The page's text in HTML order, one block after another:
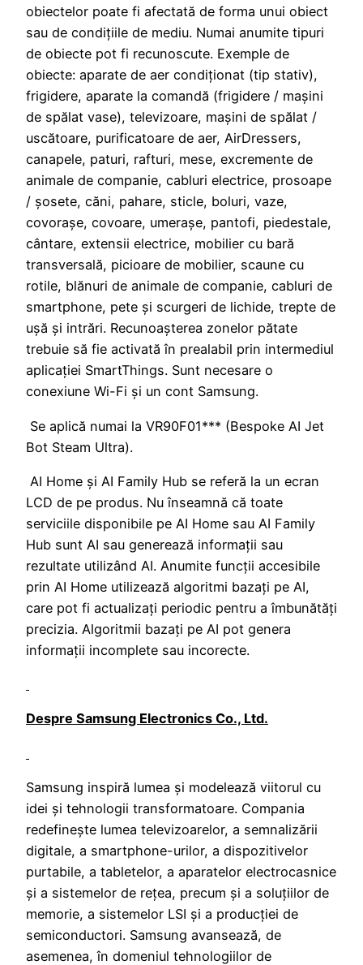
obiectelor poate fi afectată de forma unui obiect
sau de condițiile de mediu. Numai anumite tipuri
de obiecte pot fi recunoscute. Exemple de
obiecte: aparate de aer condiționat (tip stativ),
frigidere, aparate la comandă (frigidere / mașini
de spălat vase), televizoare, mașini de spălat /
uscătoare, purificatoare de aer, AirDressers,
canapele, paturi, rafturi, mese, excremente de
animale de companie, cabluri electrice, prosoape
/ șosete, căni, pahare, sticle, boluri, vaze,
covorașe, covoare, umerașe, pantofi, piedestale,
cântare, extensii electrice, mobilier cu bară
transversală, picioare de mobilier, scaune cu
rotile, blănuri de animale de companie, cabluri de
smartphone, pete și scurgeri de lichide, trepte de
ușă și intrări. Recunoașterea zonelor pătate
trebuie să fie activată în prealabil prin intermediul
aplicației SmartThings. Sunt necesare o
conexiune Wi-Fi și un cont Samsung.
Se aplică numai la VR90F01*** (Bespoke AI Jet
Bot Steam Ultra).
AI Home și AI Family Hub se referă la un ecran
LCD de pe produs. Nu înseamnă că toate
serviciile disponibile pe AI Home sau AI Family
Hub sunt AI sau generează informații sau
rezultate utilizând AI. Anumite funcții accesibile
prin AI Home utilizează algoritmi bazați pe AI,
care pot fi actualizați periodic pentru a îmbunătăți
precizia. Algoritmii bazați pe AI pot genera
informații incomplete sau incorecte.
Despre Samsung Electronics Co., Ltd.
Samsung inspiră lumea și modelează viitorul cu
idei și tehnologii transformatoare. Compania
redefinește lumea televizoarelor, a semnalizării
digitale, a smartphone-urilor, a dispozitivelor
purtabile, a tabletelor, a aparatelor electrocasnice
și a sistemelor de rețea, precum și a soluțiilor de
memorie, a sistemelor LSI și a producției de
semiconductori. Samsung avansează, de
asemenea, în domeniul tehnologiilor de